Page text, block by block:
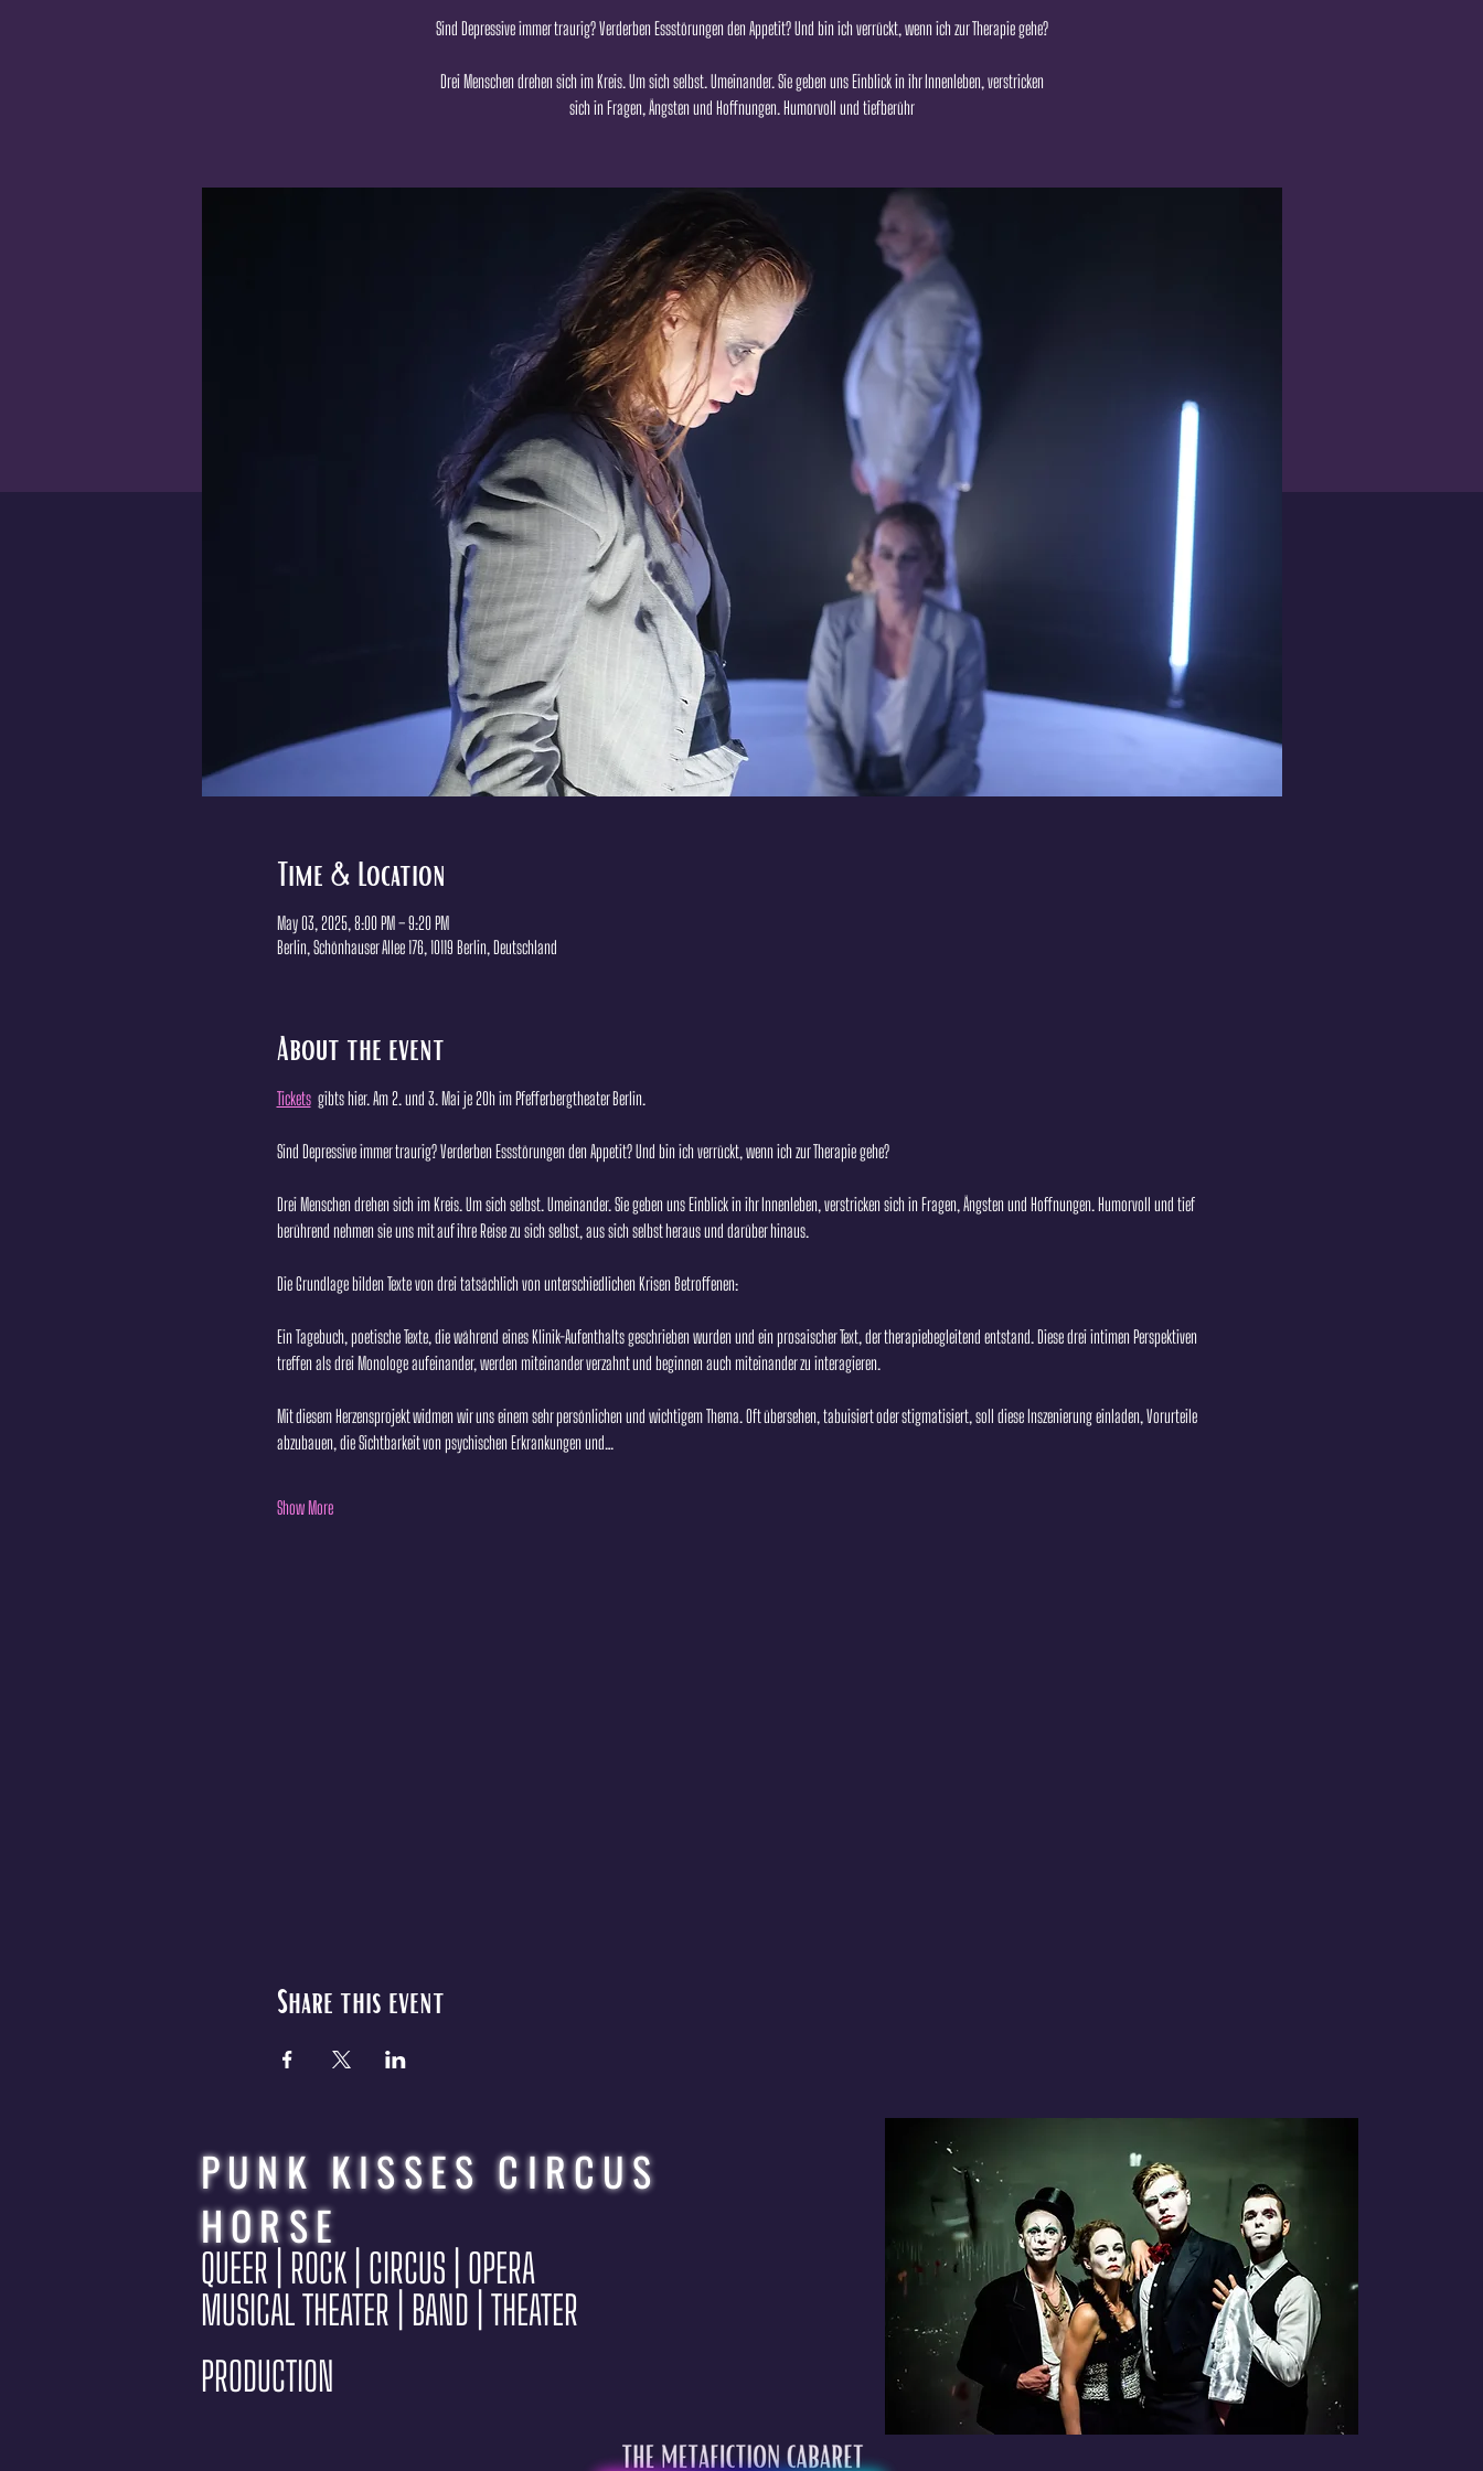
Sind Depressive immer traurig? Verderben Essstörungen den Appetit? Und bin ich verrückt, wenn ich zur Therapie gehe?
Drei Menschen drehen sich im Kreis. Um sich selbst. Umeinander. Sie geben uns Einblick in ihr Innenleben, verstricken
sich in Fragen, Ängsten und Hoffnungen. Humorvoll und tiefberühr
Time & Location
May 03, 2025, 8:00 PM – 9:20 PM
Berlin, Schönhauser Allee 176, 10119 Berlin, Deutschland
About the event
Tickets gibts hier. Am 2. und 3. Mai je 20h im Pfefferbergtheater Berlin.
Sind Depressive immer traurig? Verderben Essstörungen den Appetit? Und bin ich verrückt, wenn ich zur Therapie gehe?
Drei Menschen drehen sich im Kreis. Um sich selbst. Umeinander. Sie geben uns Einblick in ihr Innenleben, verstricken sich in Fragen, Ängsten und Hoffnungen. Humorvoll und tief
berührend nehmen sie uns mit auf ihre Reise zu sich selbst, aus sich selbst heraus und darüber hinaus.
Die Grundlage bilden Texte von drei tatsächlich von unterschiedlichen Krisen Betroffenen:
Ein Tagebuch, poetische Texte, die während eines Klinik-Aufenthalts geschrieben wurden und ein prosaischer Text, der therapiebegleitend entstand. Diese drei intimen Perspektiven
treffen als drei Monologe aufeinander, werden miteinander verzahnt und beginnen auch miteinander zu interagieren.
Mit diesem Herzensprojekt widmen wir uns einem sehr persönlichen und wichtigem Thema. Oft übersehen, tabuisiert oder stigmatisiert, soll diese Inszenierung einladen, Vorurteile
abzubauen, die Sichtbarkeit von psychischen Erkrankungen und…
Show More
Share this event
PUNK KISSES CIRCUS
HORSE
QUEER | ROCK | CIRCUS | OPERA
MUSICAL THEATER | BAND | THEATER
PRODUCTION